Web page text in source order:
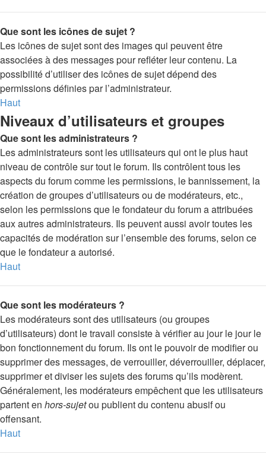
Que sont les icônes de sujet ?
Les icônes de sujet sont des images qui peuvent être
associées à des messages pour refléter leur contenu. La
possibilité d’utiliser des icônes de sujet dépend des
permissions définies par l’administrateur.
Haut
Niveaux d’utilisateurs et groupes
Que sont les administrateurs ?
Les administrateurs sont les utilisateurs qui ont le plus haut
niveau de contrôle sur tout le forum. Ils contrôlent tous les
aspects du forum comme les permissions, le bannissement, la
création de groupes d’utilisateurs ou de modérateurs, etc.,
selon les permissions que le fondateur du forum a attribuées
aux autres administrateurs. Ils peuvent aussi avoir toutes les
capacités de modération sur l’ensemble des forums, selon ce
que le fondateur a autorisé.
Haut
Que sont les modérateurs ?
Les modérateurs sont des utilisateurs (ou groupes
d’utilisateurs) dont le travail consiste à vérifier au jour le jour le
bon fonctionnement du forum. Ils ont le pouvoir de modifier ou
supprimer des messages, de verrouiller, déverrouiller, déplacer,
supprimer et diviser les sujets des forums qu’ils modèrent.
Généralement, les modérateurs empêchent que les utilisateurs
partent en hors-sujetou publient du contenu abusif ou
offensant.
Haut